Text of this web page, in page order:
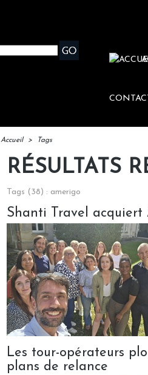
Accueil > Tags
RÉSULTATS
Tags (38) : amerigo
Shanti Travel acquiert
Les tour-opérateurs
plans de relance